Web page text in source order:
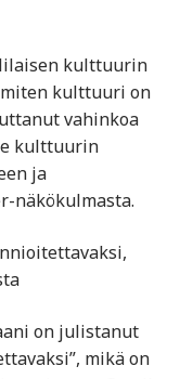
kulttuurin
kulttuuri on
vahinkoa
kulttuurin
ja
näkökulmasta.
on julistanut
mikä on